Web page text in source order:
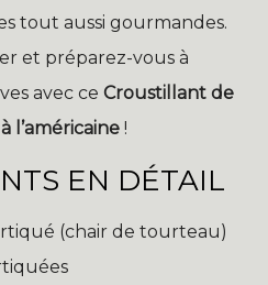
tout aussi gourmandes.
et préparez-vous à
avec ce Croustillant de
l’américaine !
EN DÉTAIL
(chair de tourteau)